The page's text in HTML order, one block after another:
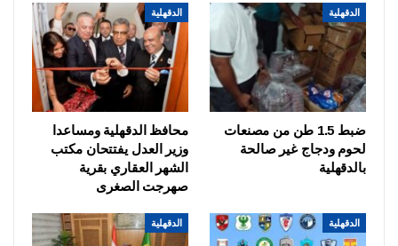
الدقهلية
ضبط 1.5 طن من مصنعات
لحوم ودجاج غير صالحة
بالدقهلية
الدقهلية
محافظ الدقهلية ومساعدا
وزير العدل يفتتحان مكتب
الشهر العقاري بقرية
صهرجت الصغرى
الدقهلية الدقهلية